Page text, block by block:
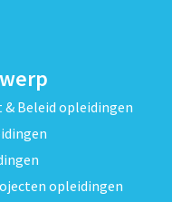
Beleid opleidingen
opleidingen